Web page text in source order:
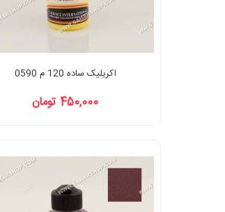
اکریلیک ساده 120 م 0590
450,000 تومان